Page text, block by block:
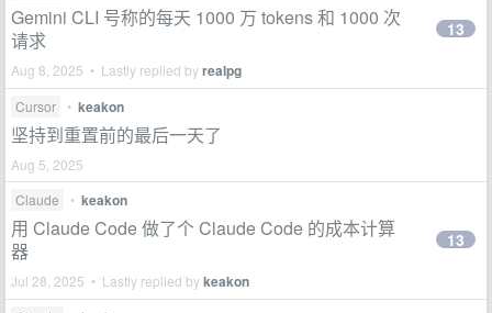
Gemini CLI 号称的每天 1000 万 tokens 和 1000 次
请求
Aug 8, 2025 • Lastly replied byrealpg
13
Cursor • keakon
坚持到重置前的最后一天了
Aug 5, 2025
Claude
• keakon
用 Claude Code 做了个 Claude Code 的成本计算
器
Jul 28, 2025 • Lastly replied bykeakon
13